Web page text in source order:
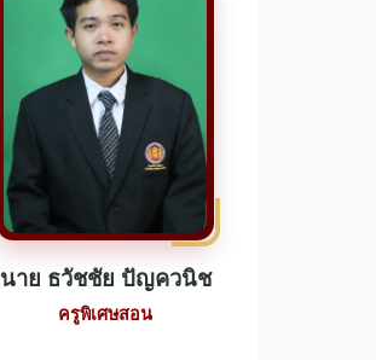
นาย ธวัชชัย ปัญควนิช
ครูพิเศษสอน